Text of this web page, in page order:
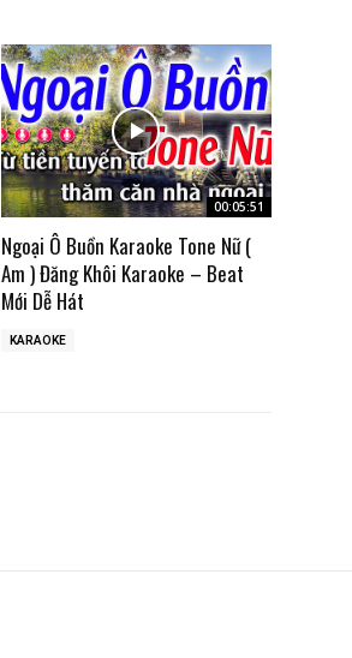
00:05:51
Ngoại Ô Buồn Karaoke Tone Nữ (
Am ) Đăng Khôi Karaoke – Beat
Mới Dễ Hát
KARAOKE